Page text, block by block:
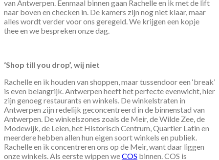
van Antwerpen. Eenmaal binnen gaan Rachelle en ik met de lift
naar boven en checken in. De kamers zijn nog niet klaar, maar
alles wordt verder voor ons geregeld. We krijgen een kopje
thee en we bespreken onze dag.
‘Shop till you drop’, wij niet
Rachelle en ik houden van shoppen, maar tussendoor een ‘break’
is even belangrijk. Antwerpen heeft het perfecte evenwicht, hier
zijn genoeg restaurants en winkels. De winkelstraten in
Antwerpen zijn redelijk geconcentreerd in de binnenstad van
Antwerpen. De winkelszones zoals de Meir, de Wilde Zee, de
Modewijk, de Leien, het Historisch Centrum, Quartier Latin en
meerdere hebben allen hun eigen soort winkels en publiek.
Rachelle en ik concentreren ons op de Meir, want daar liggen
onze winkels. Als eerste wippen weCOS binnen. COS is